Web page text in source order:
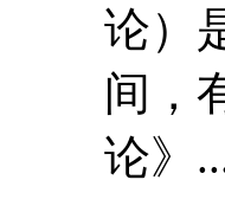
论）
间，
论》